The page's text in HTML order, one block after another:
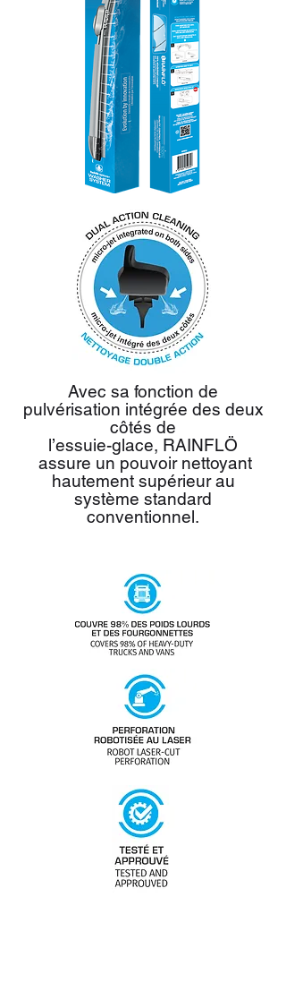
Avec sa fonction de
pulvérisation intégrée des deux
côtés de
l’essuie-glace, RAINFLÖ
assure un pouvoir nettoyant
hautement supérieur au
système standard
conventionnel.